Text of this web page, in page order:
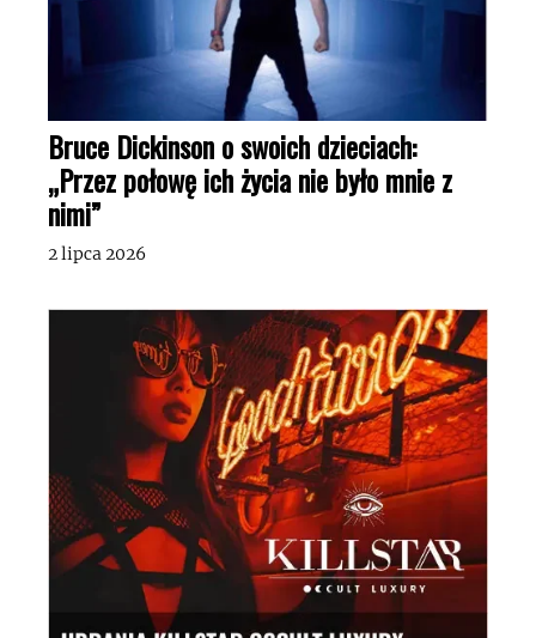
Bruce Dickinson o swoich dzieciach:
„Przez połowę ich życia nie było mnie z
nimi”
2 lipca 2026